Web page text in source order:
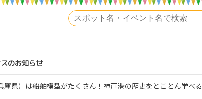
のお知らせ
庫県）は船舶模型がたくさん！神戸港の歴史をとことん学べる